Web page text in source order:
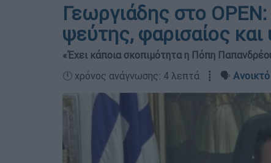
Γεωργιάδης στο
ψεύτης, φαρισαίος και
«Έχει κάποια σκοπιμότητα η Πόπη
🕛 χρόνος ανάγνωσης: 4 λεπτά ┋ 🗣️